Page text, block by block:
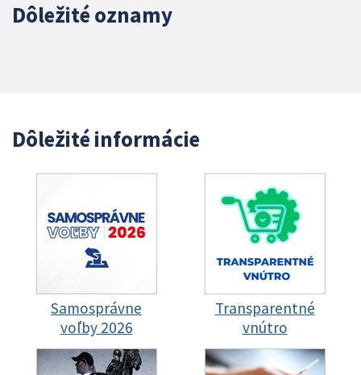
Dôležité oznamy
Dôležité informácie
Samosprávne
voľby 2026
Transparentné
vnútro